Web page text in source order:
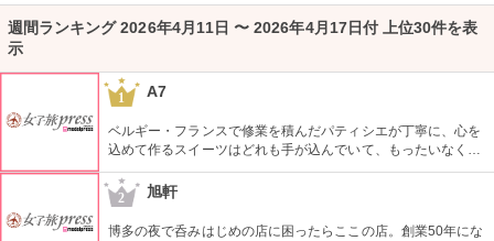
週間ランキング 2026年4月11日 〜 2026年4月17日付 上位30件を表
示
1 A7
ベルギー・フランスで修業を積んだパティシエが丁寧に、心を
込めて作るスイーツはどれも手が込んでいて、もったいなくて
食べられない気になります。住宅地にあるにもかかわらず、客
足が途絶えることのない人気っぷり。それもパティシエの「ス
イーツがもたらす幸せを形にしたい」という願いのせいでしょ
う。
2 旭軒
博多の夜で呑みはじめの店に困ったらここの店。創業50年にな